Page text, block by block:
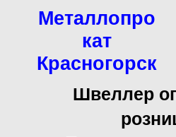
Металлопро
кат
Красногорск
Швеллер